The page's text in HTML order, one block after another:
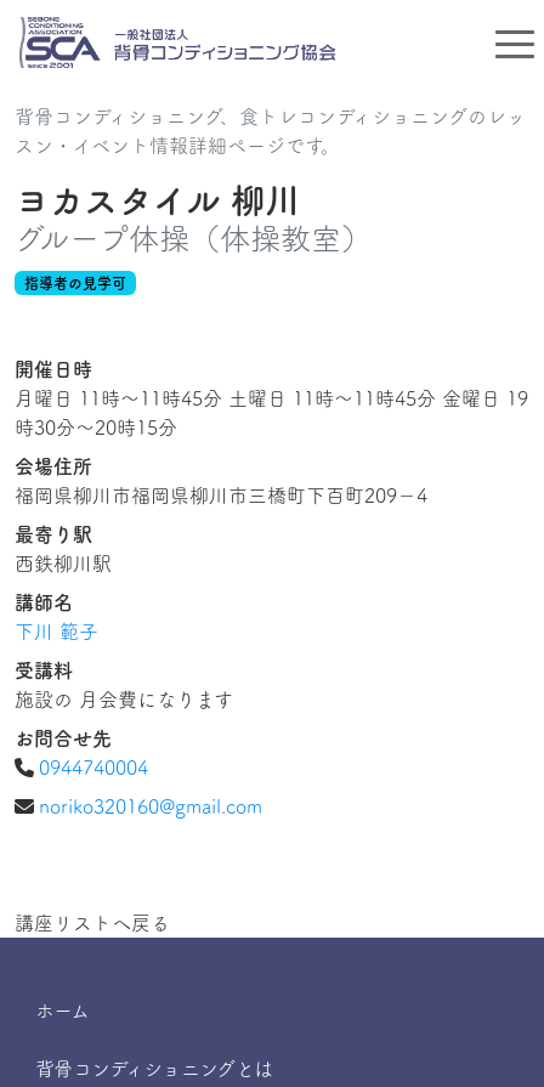
背骨コンディショニング、食トレコンディショニングのレッ
スン・イベント情報詳細ページです。
ヨカスタイル 柳川
グループ体操（体操教室）
指導者の見学可
開催日時
月曜日 11時～11時45分 土曜日 11時～11時45分 金曜日 19
時30分～20時15分
会場住所
福岡県柳川市福岡県柳川市三橋町下百町209－4
最寄り駅
西鉄柳川駅
講師名
下川 範子
受講料
施設の 月会費になります
お問合せ先
0944740004
noriko320160@gmail.com
講座リストへ戻る
ホーム
背骨コンディショニングとは